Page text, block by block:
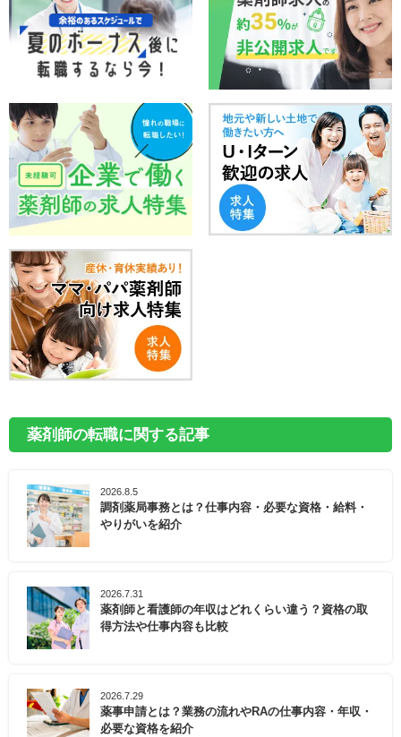
薬剤師の転職に関する記事
2026.8.5
調剤薬局事務とは？仕事内容・必要な資格・給料・
やりがいを紹介
2026.7.31
薬剤師と看護師の年収はどれくらい違う？資格の取
得方法や仕事内容も比較
2026.7.29
薬事申請とは？業務の流れやRAの仕事内容・年収・
必要な資格を紹介